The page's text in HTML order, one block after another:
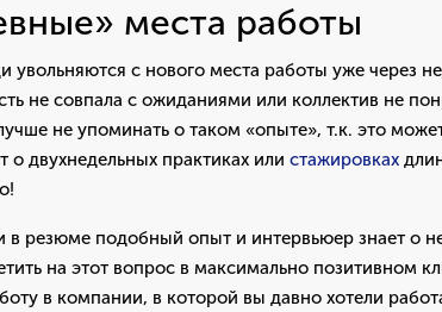
места работы
увольняются с нового места работы уже через
не совпала с ожиданиями или коллектив не
не упоминать о таком «опыте», т.к. это
о двухнедельных практиках или стажировках
в резюме подобный опыт и интервьюер знает о
на этот вопрос в максимально позитивном
в компании, в которой вы давно хотели